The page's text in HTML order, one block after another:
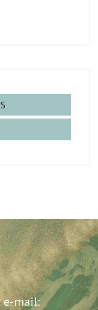
e-mail: